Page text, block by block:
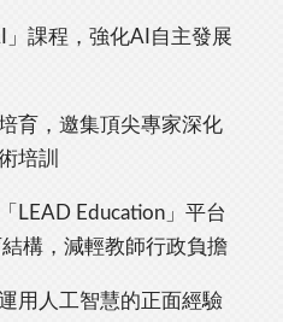
」課程，強化AI自主發展
育，邀集頂尖專家深化
培訓
LEAD Education」平台
構，減輕教師行政負擔
用人工智慧的正面經驗